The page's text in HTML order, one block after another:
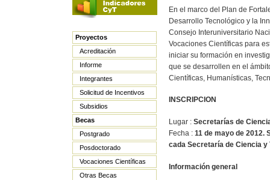
Proyectos
Acreditación
Informe
Integrantes
Solicitud de Incentivos
Subsidios
Becas
Postgrado
Posdoctorado
Vocaciones Científicas
Otras Becas
En el marco del Plan de
Desarrollo Tecnológico y la
Consejo Interuniversitario
Vocaciones Científicas para
iniciar su formación en
que se desarrollen en el
Científicas, Humanísticas,
INSCRIPCION
Lugar : Secretarías de
Fecha : 11 de mayo de 2012.
cada Secretaría de Ciencia
Información general